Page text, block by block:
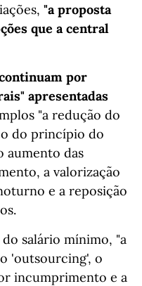
"a proposta
que a central
por
apresentadas
"a redução do
do princípio do
aumento das
a valorização
e a reposição
salário mínimo, "a
'outsourcing', o
incumprimento e a